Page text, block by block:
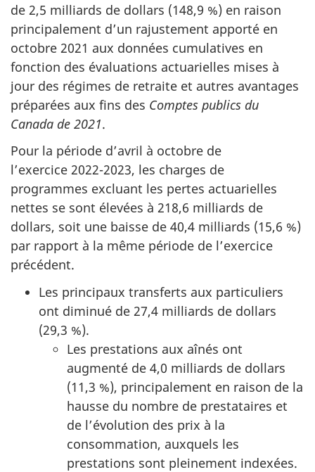
de 2,5 milliards de dollars (148,9 %) en raison
principalement d’un rajustement apporté en
octobre 2021 aux données cumulatives en
fonction des évaluations actuarielles mises à
jour des régimes de retraite et autres avantages
préparées aux fins des Comptes publics du
Canada de 2021.
Pour la période d’avril à octobre de
l’exercice 2022-2023, les charges de
programmes excluant les pertes actuarielles
nettes se sont élevées à 218,6 milliards de
dollars, soit une baisse de 40,4 milliards (15,6 %)
par rapport à la même période de l’exercice
précédent.
Les principaux transferts aux particuliers
ont diminué de 27,4 milliards de dollars
(29,3 %).
Les prestations aux aînés ont
augmenté de 4,0 milliards de dollars
(11,3 %), principalement en raison de la
hausse du nombre de prestataires et
de l’évolution des prix à la
consommation, auxquels les
prestations sont pleinement indexées.